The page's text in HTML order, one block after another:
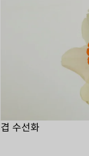
겹 수선화